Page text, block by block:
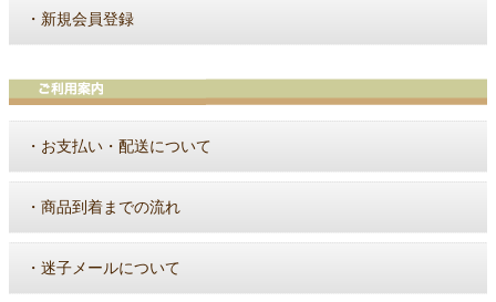
・ 新規会員登録
・ お支払い・配送について
・ 商品到着までの流れ
・ 迷子メールについて